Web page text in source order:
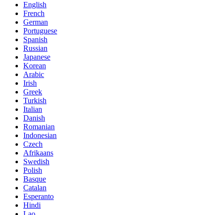
English
French
German
Portuguese
Spanish
Russian
Japanese
Korean
Arabic
Irish
Greek
Turkish
Italian
Danish
Romanian
Indonesian
Czech
Afrikaans
Swedish
Polish
Basque
Catalan
Esperanto
Hindi